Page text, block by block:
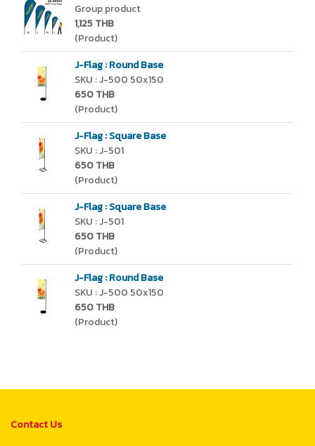
Group product
1,125 THB
(Product)
J-Flag : Round Base
SKU : J-500 50x150
650 THB
(Product)
J-Flag : Square Base
SKU : J-501
650 THB
(Product)
J-Flag : Square Base
SKU : J-501
650 THB
(Product)
J-Flag : Round Base
SKU : J-500 50x150
650 THB
(Product)
Contact Us